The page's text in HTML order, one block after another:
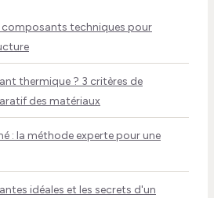
composants techniques pour
thermique ? 3 critères de
des matériaux
: la méthode experte pour une
idéales et les secrets d'un